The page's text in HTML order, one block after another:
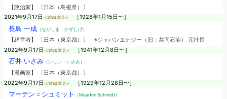
【政治家】 〔日本（島根県）〕
2021年9月17日 ≪満93歳没≫ ［1928年1月15日〜］
長島 一成（ながしま・かずしげ）
【経営者】 〔日本（東京都）〕 ※ジャパンエナジー（旧：共同石油） 元社長
2022年9月17日 ≪満80歳没≫ ［1941年12月8日〜］
石井 いさみ（いしい・いさみ）
【漫画家】 〔日本（東京都）〕
2022年9月17日 ≪満92歳没≫ ［1929年12月28日〜］
マーテン＝シュミット （Maarten Schmidt）